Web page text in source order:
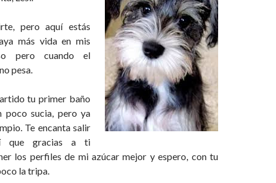
pero aquí estás
más vida en mis
pero cuando el
pesa.
tu primer baño
poco sucia, pero ya
Te encanta salir
que gracias a ti
los perfiles de mi azúcar mejor y espero, con tu
la tripa.